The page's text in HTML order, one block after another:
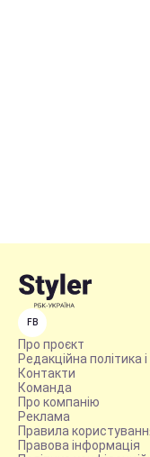
FB
Про проєкт
Редакційна політика
Контакти
Команда
Про компанію
Реклама
Правила
Правова інформація